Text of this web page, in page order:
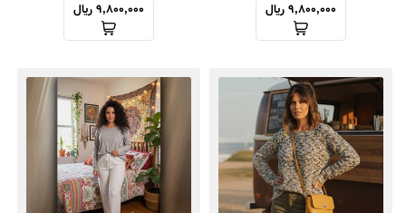
9,800,000 ریال 9,800,000 ریال